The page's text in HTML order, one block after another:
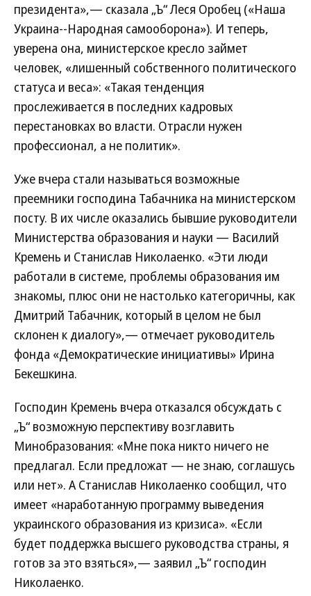
президента»,— сказала „Ъ“ Леся Оробец («Наша
Украина--Народная самооборона»). И теперь,
уверена она, министерское кресло займет
человек, «лишенный собственного политического
статуса и веса»: «Такая тенденция
прослеживается в последних кадровых
перестановках во власти. Отрасли нужен
профессионал, а не политик».
Уже вчера стали называться возможные
преемники господина Табачника на министерском
посту. В их числе оказались бывшие руководители
Министерства образования и науки — Василий
Кремень и Станислав Николаенко. «Эти люди
работали в системе, проблемы образования им
знакомы, плюс они не настолько категоричны, как
Дмитрий Табачник, который в целом не был
склонен к диалогу»,— отмечает руководитель
фонда «Демократические инициативы» Ирина
Бекешкина.
Господин Кремень вчера отказался обсуждать с
„Ъ“ возможную перспективу возглавить
Минобразования: «Мне пока никто ничего не
предлагал. Если предложат — не знаю, соглашусь
или нет». А Станислав Николаенко сообщил, что
имеет «наработанную программу выведения
украинского образования из кризиса». «Если
будет поддержка высшего руководства страны, я
готов за это взяться»,— заявил „Ъ“ господин
Николаенко.